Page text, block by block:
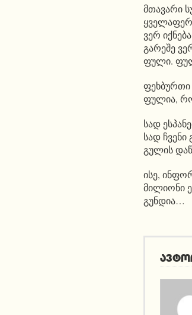
მთავარი
ვერ
გარეშე
ფული.
ფეხბურთი
ფულია,
სად
სად ჩვენი
გულის
ისე,
მილიონი
გუნდია…